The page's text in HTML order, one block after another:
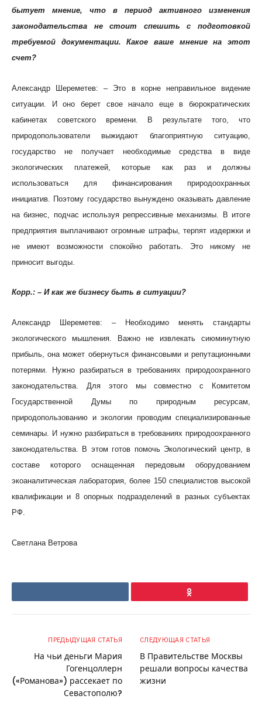
бытует мнение, что в период активного изменения
законодательства не стоит спешить с подготовкой
требуемой документации. Какое ваше мнение на этот
счет?
Александр Шереметев: – Это в корне неправильное видение
ситуации. И оно берет свое начало еще в бюрократических
кабинетах советского времени. В результате того, что
природопользователи выжидают благоприятную ситуацию,
государство не получает необходимые средства в виде
экологических платежей, которые как раз и должны
использоваться для финансирования природоохранных
инициатив. Поэтому государство вынуждено оказывать давление
на бизнес, подчас используя репрессивные механизмы. В итоге
предприятия выплачивают огромные штрафы, терпят издержки и
не имеют возможности спокойно работать. Это никому не
приносит выгоды.
Корр.: – И как же бизнесу быть в ситуации?
Александр Шереметев: – Необходимо менять стандарты
экологического мышления. Важно не извлекать сиюминутную
прибыль, она может обернуться финансовыми и репутационными
потерями. Нужно разбираться в требованиях природоохранного
законодательства. Для этого мы совместно с Комитетом
Государственной Думы по природным ресурсам,
природопользованию и экологии проводим специализированные
семинары. И нужно разбираться в требованиях природоохранного
законодательства. В этом готов помочь Экологический центр, в
составе которого оснащенная передовым оборудованием
экоаналитическая лаборатория, более 150 специалистов высокой
квалификации и 8 опорных подразделений в разных субъектах
РФ.
Светлана Ветрова
Ok
ПРЕДЫДУЩАЯ СТАТЬЯ
На чьи деньги Мария
Гогенцоллерн
(«Романова») рассекает по
Севастополю?
СЛЕДУЮЩАЯ СТАТЬЯ
В Правительстве Москвы
решали вопросы качества
жизни